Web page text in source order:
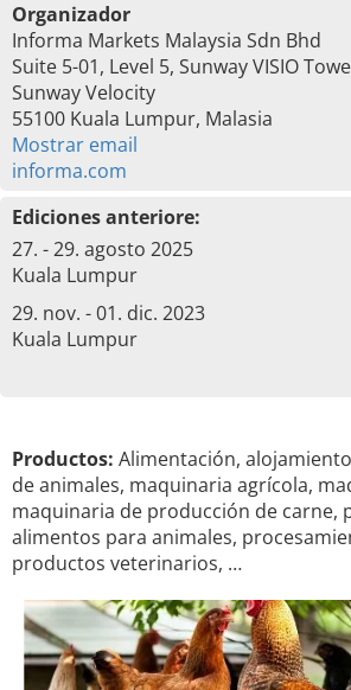
Organizador
Informa Markets Malaysia Sdn Bhd
Suite 5-01, Level 5, Sunway VISIO
Sunway Velocity
55100 Kuala Lumpur, Malasia
Mostrar email
informa.com
Ediciones anteriore:
27. - 29. agosto 2025
Kuala Lumpur
29. nov. - 01. dic. 2023
Kuala Lumpur
Productos: Alimentación,
de animales, maquinaria agrícola,
maquinaria de producción de carne,
alimentos para animales,
productos veterinarios, …